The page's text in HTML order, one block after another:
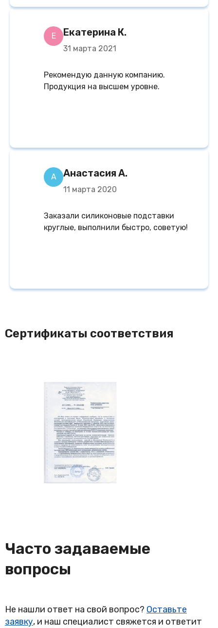
Е Екатерина К.
31 марта 2021
Рекомендую данную компанию.
Продукция на высшем уровне.
А Анастасия А.
11 марта 2020
Заказали силиконовые подставки
круглые, выполнили быстро, советую!
Сертификаты соответствия
Часто задаваемые
вопросы
Не нашли ответ на свой вопрос? Оставьте
заявку, и наш специалист свяжется и ответит